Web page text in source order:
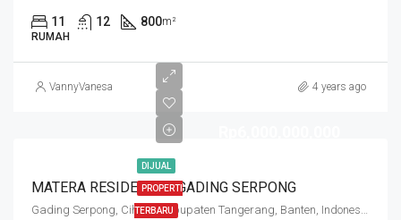
11 12 800m²
RUMAH
VannyVanesa 4 years ago
DIJUAL
PROPERTI
TERBARU
MATERA RESIDENCES GADING SERPONG